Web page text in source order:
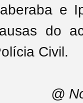
e
do
Civil.
@